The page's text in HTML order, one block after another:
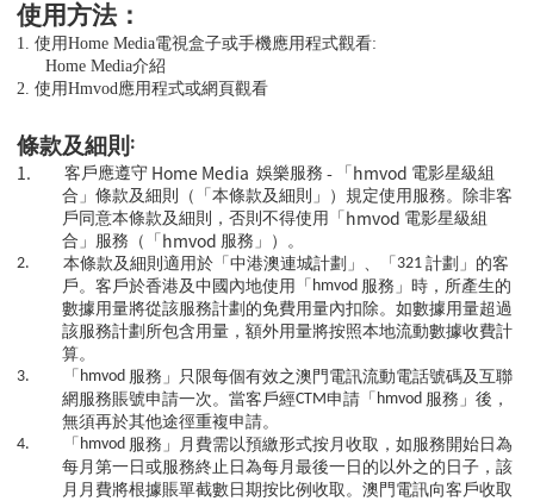
使用方法：
1. 使用Home Media電視盒子或手機應用程式觀看:
Home Media介紹
2. 使用Hmvod應用程式或網頁觀看
條款及細則 :
1.
客戶應遵守 Home Media 娛樂服務 - 「 hmvod 電影星級組
合」條款及細則（「本條款及細則」）規定使用服務。除非客
戶同意本條款及細則，否則不得使用「 hmvod 電影星級組
合」服務（「 hmvod 服務」）。
2.
本條款及細則適用於「中港澳連城計劃」、「 321 計劃」的客
戶。客戶於香港及中國內地使用「 hmvod 服務」時，所產生的
數據用量將從該服務計劃的免費用量內扣除。如數據用量超過
該服務計劃所包含用量，額外用量將按照本地流動數據收費計
算。
3.
「 hmvod 服務」只限每個有效之澳門電訊流動電話號碼及互聯
網服務賬號申請一次。當客戶經CTM申請「 hmvod 服務」後，
無須再於其他途徑重複申請。
4.
「 hmvod 服務」月費需以預繳形式按月收取，如服務開始日為
每月第一日或服務終止日為每月最後一日的以外之的日子，該
月月費將根據賬單截數日期按比例收取。澳門電訊向客戶收取